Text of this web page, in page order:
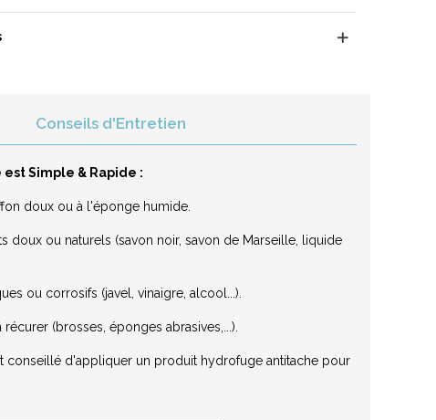
Conseils d'Entretien
Simple & Rapide :
doux ou à l'éponge humide.
doux ou naturels (savon noir, savon de Marseille, liquide
ou corrosifs (javel, vinaigre, alcool...).
(brosses, éponges abrasives,...).
conseillé d'appliquer un produit hydrofuge antitache pour